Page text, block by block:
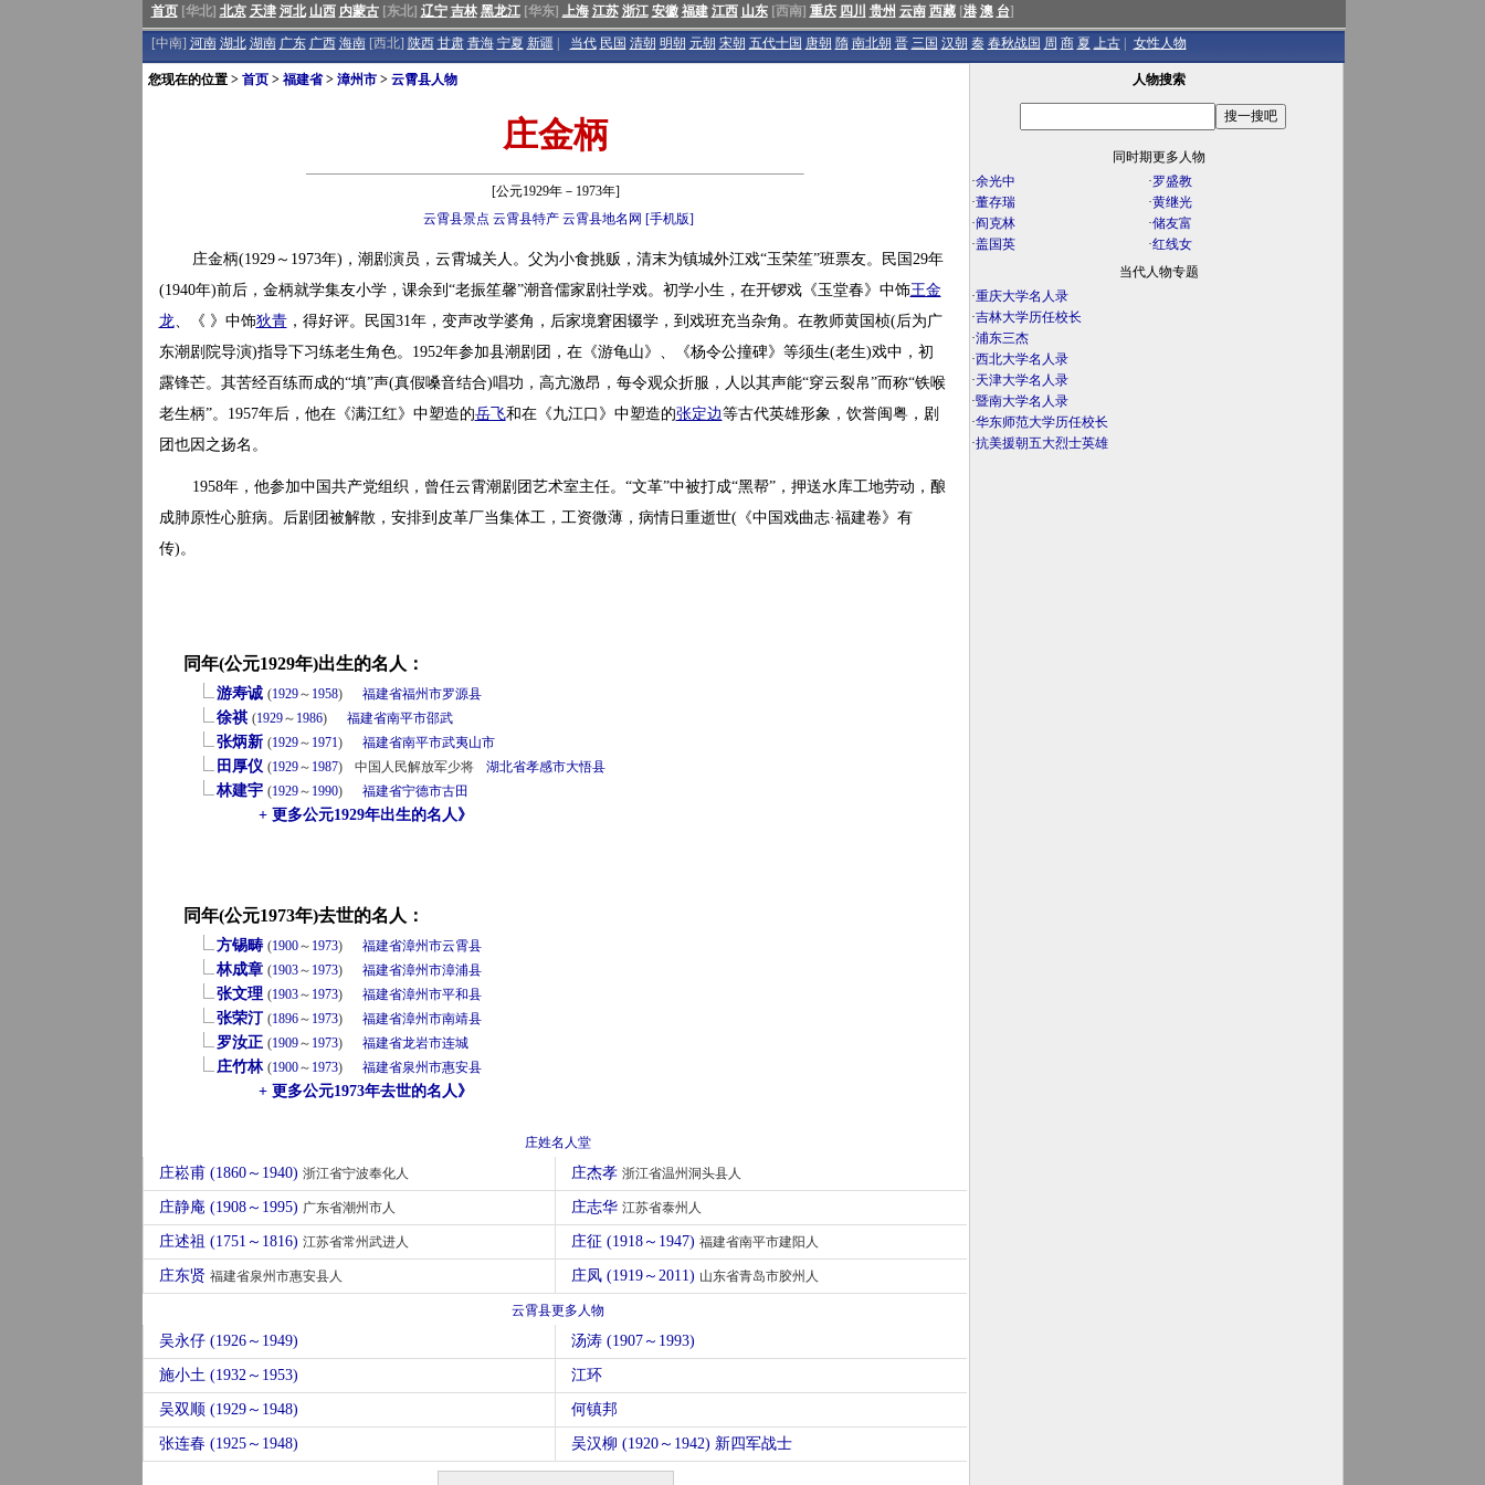
首页[华北] 北京 天津 河北 山西 内蒙古[东北] 辽宁 吉林 黑龙江[华东] 上海 江苏 浙江 安徽 福建 江西 山东[西南] 重庆 四川 贵州 云南 西藏[港 澳 台]
[中南] 河南 湖北 湖南 广东 广西 海南[西北] 陕西 甘肃 青海 宁夏 新疆 当代 民国 清朝 明朝 元朝 宋朝 五代十国 唐朝 隋 南北朝 晋 三国 汉朝 秦 春秋战国 周 商 夏 上古 女性人物
您现在的位置 > 首页> 福建省> 漳州市> 云霄县人物
庄金柄
[公元1929年－1973年]
云霄县景点 云霄县特产 云霄县地名网 [手机版]
庄金柄(1929～1973年)，潮剧演员，云霄城关人。父为小食挑贩，清末为镇城外江戏“玉荣笙”班票友。民国29年
(1940年)前后，金柄就学集友小学，课余到“老振笙馨”潮音儒家剧社学戏。初学小生，在开锣戏《玉堂春》中饰王金
龙、《 》中饰狄青，得好评。民国31年，变声改学婆角，后家境窘困辍学，到戏班充当杂角。在教师黄国桢(后为广
东潮剧院导演)指导下习练老生角色。1952年参加县潮剧团，在《游龟山》、《杨令公撞碑》等须生(老生)戏中，初
露锋芒。其苦经百练而成的“填”声(真假嗓音结合)唱功，高亢激昂，每令观众折服，人以其声能“穿云裂帛”而称“铁喉
老生柄”。1957年后，他在《满江红》中塑造的岳飞和在《九江口》中塑造的张定边等古代英雄形象，饮誉闽粤，剧
团也因之扬名。
1958年，他参加中国共产党组织，曾任云霄潮剧团艺术室主任。“文革”中被打成“黑帮”，押送水库工地劳动，酿
成肺原性心脏病。后剧团被解散，安排到皮革厂当集体工，工资微薄，病情日重逝世(《中国戏曲志·福建卷》有
传)。
同年(公元1929年)出生的名人：
游寿诚 (1929～ 1958) 福建省福州市罗源县
徐祺 (1929～ 1986) 福建省南平市邵武
张炳新 (1929～ 1971) 福建省南平市武夷山市
田厚仪 (1929～ 1987) 中国人民解放军少将 湖北省孝感市大悟县
林建宇 (1929～ 1990) 福建省宁德市古田
+ 更多公元1929年出生的名人》
同年(公元1973年)去世的名人：
方锡畴 (1900～ 1973) 福建省漳州市云霄县
林成章 (1903～ 1973) 福建省漳州市漳浦县
张文理 (1903～ 1973) 福建省漳州市平和县
张荣汀 (1896～ 1973) 福建省漳州市南靖县
罗汝正 (1909～ 1973) 福建省龙岩市连城
庄竹林 (1900～ 1973) 福建省泉州市惠安县
+ 更多公元1973年去世的名人》
庄姓名人堂
庄崧甫 (1860～1940) 浙江省宁波奉化人 庄杰孝 浙江省温州洞头县人
庄静庵 (1908～1995) 广东省潮州市人 庄志华 江苏省泰州人
庄述祖 (1751～1816) 江苏省常州武进人 庄征 (1918～1947) 福建省南平市建阳人
庄东贤 福建省泉州市惠安县人 庄凤 (1919～2011) 山东省青岛市胶州人
云霄县更多人物
吴永仔 (1926～1949) 汤涛 (1907～1993)
施小土 (1932～1953) 江环
吴双顺 (1929～1948) 何镇邦
张连春 (1925～1948) 吴汉柳 (1920～1942) 新四军战士
人物搜索
同时期更多人物
·余光中 ·罗盛教
·董存瑞 ·黄继光
·阎克林 ·储友富
·盖国英 ·红线女
当代人物专题
·重庆大学名人录
·吉林大学历任校长
·浦东三杰
·西北大学名人录
·天津大学名人录
·暨南大学名人录
·华东师范大学历任校长
·抗美援朝五大烈士英雄